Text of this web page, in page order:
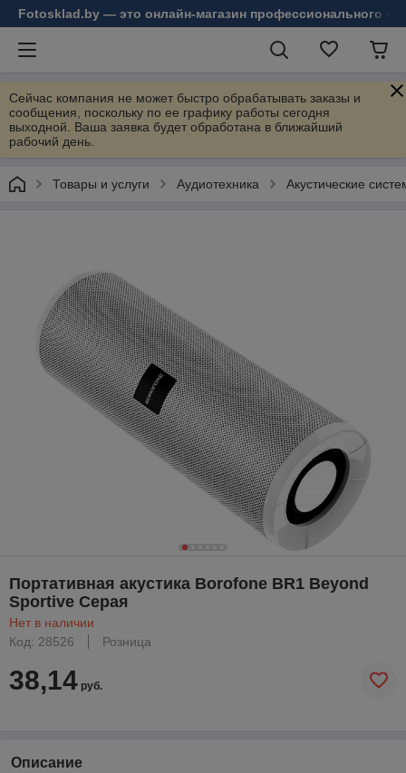
Fotosklad.by — это онлайн-магазин профессионального
Сейчас компания не может быстро обрабатывать заказы и
сообщения, поскольку по ее графику работы сегодня
выходной. Ваша заявка будет обработана в ближайший
рабочий день.
Товары и услуги Аудиотехника Акустические
Портативная акустика Borofone BR1 Beyond
Sportive Серая
Нет в наличии
Код: 28526
Розница
38,14 руб.
Описание